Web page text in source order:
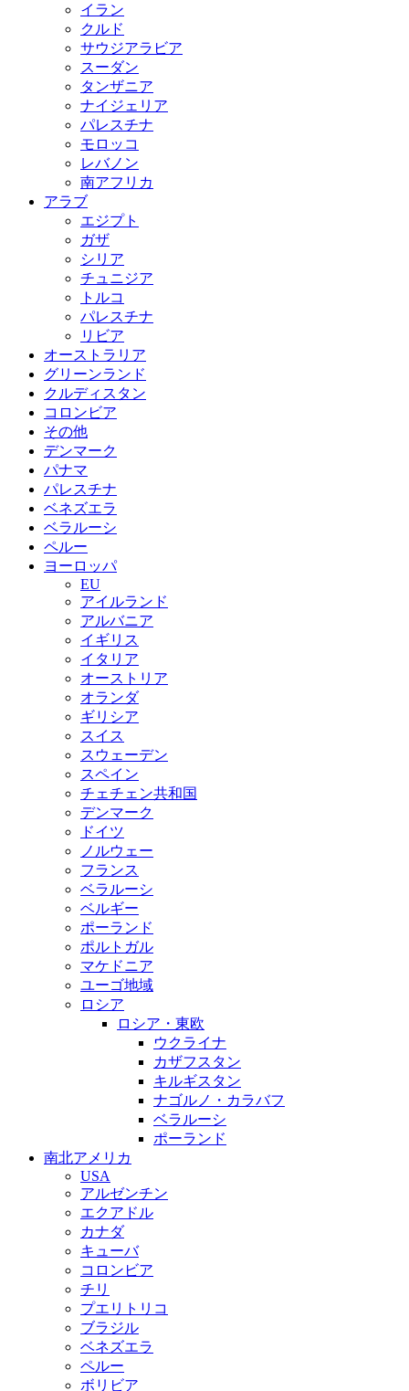
イラン
クルド
サウジアラビア
スーダン
タンザニア
ナイジェリア
パレスチナ
モロッコ
レバノン
南アフリカ
アラブ
エジプト
ガザ
シリア
チュニジア
トルコ
パレスチナ
リビア
オーストラリア
グリーンランド
クルディスタン
コロンビア
その他
デンマーク
パナマ
パレスチナ
ベネズエラ
ベラルーシ
ペルー
ヨーロッパ
EU
アイルランド
アルバニア
イギリス
イタリア
オーストリア
オランダ
ギリシア
スイス
スウェーデン
スペイン
チェチェン共和国
デンマーク
ドイツ
ノルウェー
フランス
ベラルーシ
ベルギー
ポーランド
ポルトガル
マケドニア
ユーゴ地域
ロシア
ロシア・東欧
ウクライナ
カザフスタン
キルギスタン
ナゴルノ・カラバフ
ベラルーシ
ポーランド
南北アメリカ
USA
アルゼンチン
エクアドル
カナダ
キューバ
コロンビア
チリ
プエリトリコ
ブラジル
ベネズエラ
ペルー
ボリビア